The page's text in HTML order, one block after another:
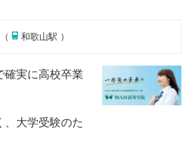
和歌山駅 ）
確実に高校卒業
、大学受験のた